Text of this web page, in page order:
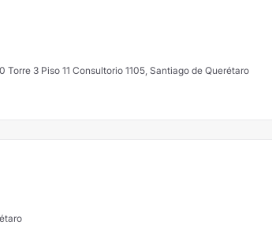
3 Piso 11 Consultorio 1105, Santiago de Querétaro